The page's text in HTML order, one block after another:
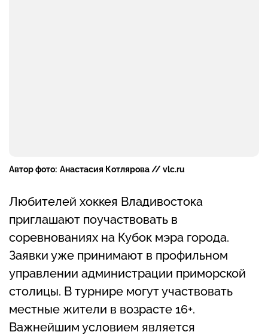
Автор фото: Анастасия Котлярова // vlc.ru
Любителей хоккея Владивостока
приглашают поучаствовать в
соревнованиях на Кубок мэра города.
Заявки уже принимают в профильном
управлении администрации приморской
столицы. В турнире могут участвовать
местные жители в возрасте 16+.
Важнейшим условием является